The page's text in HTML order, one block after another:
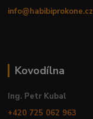
info@habibiprokone.cz
Kovodílna
Ing. Petr Kubal
+420 725 062 963